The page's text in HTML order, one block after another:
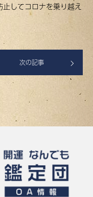
してコロナを乗り越え
次の記事